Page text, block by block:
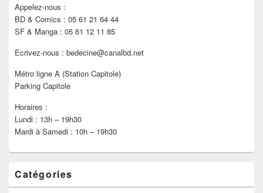
Appelez-nous :
BD & Comics : 05 61 21 64 44
SF & Manga : 05 61 12 11 85
Ecrivez-nous : bedecine@canalbd.net
Métro ligne A (Station Capitole)
Parking Capitole
Horaires :
Lundi : 13h – 19h30
Mardi à Samedi : 10h – 19h30
Catégories